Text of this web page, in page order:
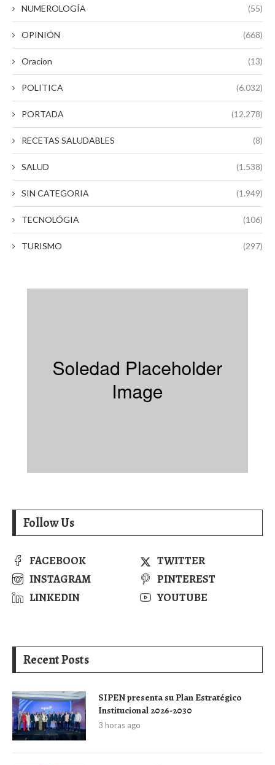
NUMEROLOGÍA (55)
OPINIÓN (668)
Oracion (13)
POLITICA (6.032)
PORTADA (12.278)
RECETAS SALUDABLES (8)
SALUD (1.538)
SIN CATEGORIA (1.949)
TECNOLÓGIA (106)
TURISMO (297)
Follow Us
FACEBOOK
TWITTER
INSTAGRAM
PINTEREST
LINKEDIN
YOUTUBE
Recent Posts
SIPEN presenta su Plan Estratégico
Institucional 2026-2030
3 horas ago